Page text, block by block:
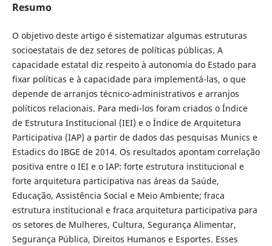
Resumo
O objetivo deste artigo é sistematizar algumas estruturas
socioestatais de dez setores de políticas públicas. A
capacidade estatal diz respeito à autonomia do Estado para
fixar políticas e à capacidade para implementá-las, o que
depende de arranjos técnico-administrativos e arranjos
políticos relacionais. Para medi-los foram criados o Índice
de Estrutura Institucional (IEI) e o Índice de Arquitetura
Participativa (IAP) a partir de dados das pesquisas Munics e
Estadics do IBGE de 2014. Os resultados apontam correlação
positiva entre o IEI e o IAP: forte estrutura institucional e
forte arquitetura participativa nas áreas da Saúde,
Educação, Assistência Social e Meio Ambiente; fraca
estrutura institucional e fraca arquitetura participativa para
os setores de Mulheres, Cultura, Segurança Alimentar,
Segurança Pública, Direitos Humanos e Esportes. Esses